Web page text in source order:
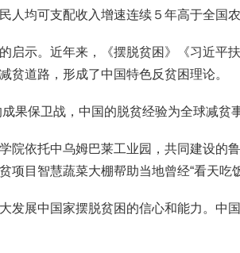
均可支配收入增速连续５年高于全国
示。近年来，《摆脱贫困》《习近平
贫道路，形成了中国特色反贫困理论。
保卫战，中国的脱贫经验为全球减贫
依托中乌姆巴莱工业园，共同建设的
项目智慧蔬菜大棚帮助当地曾经“看天
中国家摆脱贫困的信心和能力。中国